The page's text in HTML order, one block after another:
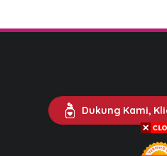
Dukung Kami,